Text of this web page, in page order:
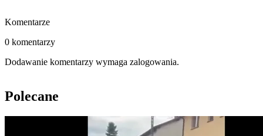
Komentarze
0 komentarzy
Dodawanie komentarzy wymaga zalogowania.
Polecane